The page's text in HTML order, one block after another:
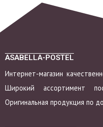
ASABELLA-POSTEL
Интернет-магазин
Широкий ассортимент
Оригинальная продукция по